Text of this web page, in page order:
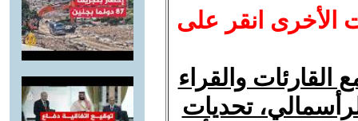
الأخرى انقر على
والقراء
تحديات